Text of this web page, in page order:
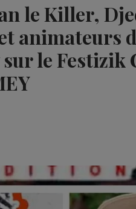
le Killer,
animateurs
le Festizik